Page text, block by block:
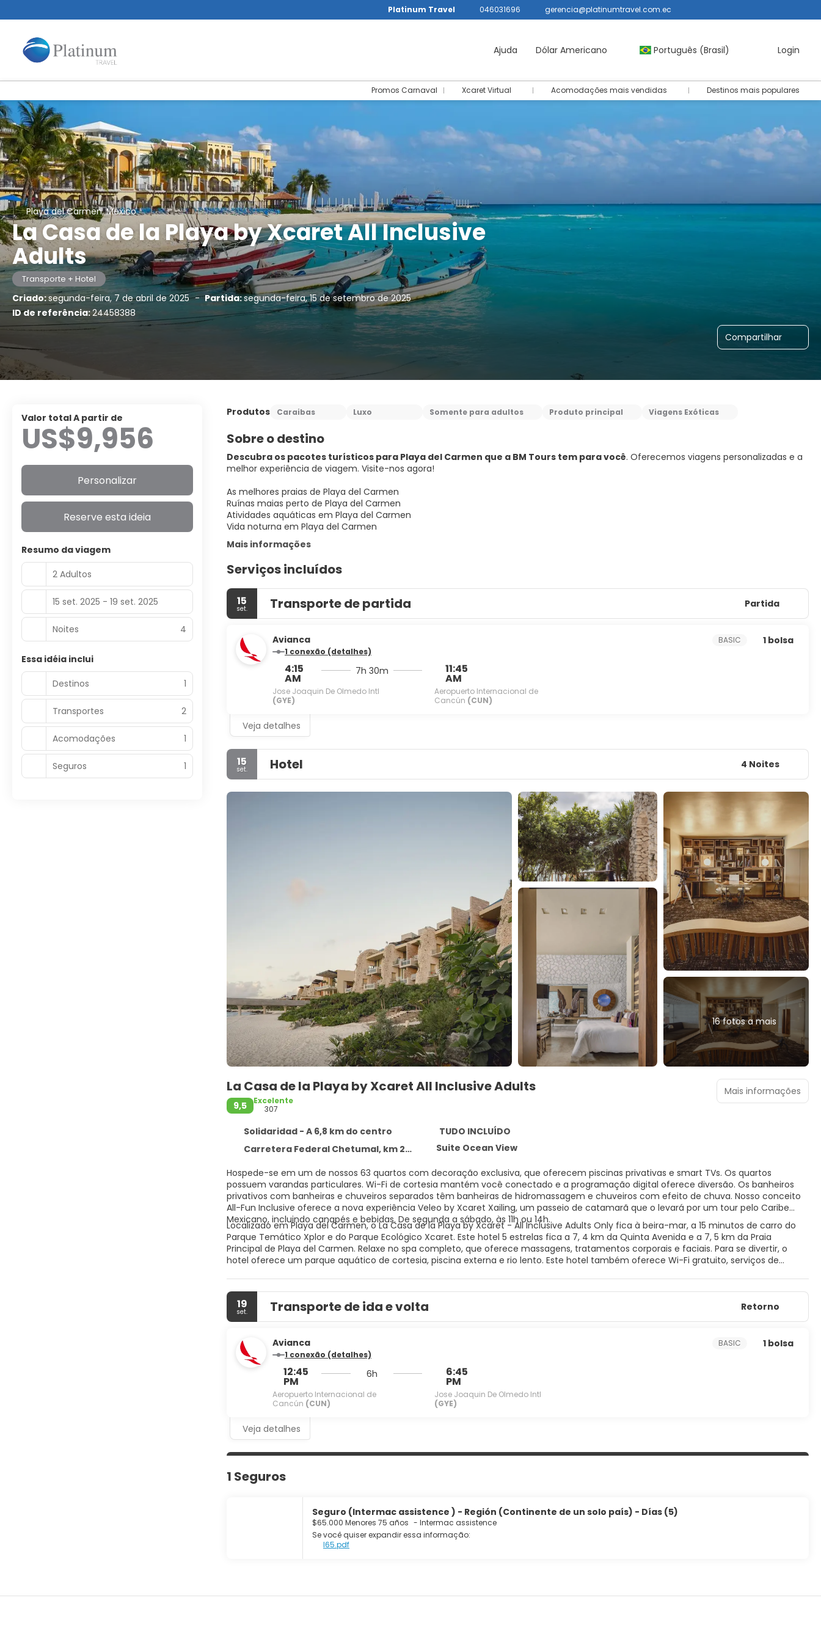
Platinum Travel 046031696 gerencia@platinumtravel.com.ec
Ajuda Dólar Americano Português (Brasil) Login
Promos Carnaval Xcaret Virtual Acomodações mais vendidas Destinos mais populares
Playa del Carmen, México
La Casa de la Playa by Xcaret All Inclusive
Adults
Transporte + Hotel
Criado:segunda-feira, 7 de abril de 2025 - Partida:segunda-feira, 15 de setembro de 2025
ID de referência:24458388
Compartilhar
Produtos Caraibas Luxo Somente para adultos Produto principal Viagens Exóticas
Sobre o destino
Descubra os pacotes turísticos para Playa del Carmen que a BM Tours tem para você. Oferecemos viagens personalizadas e a
melhor experiência de viagem. Visite-nos agora!
As melhores praias de Playa del Carmen
Ruínas maias perto de Playa del Carmen
Atividades aquáticas em Playa del Carmen
Vida noturna em Playa del Carmen
Mais informações
Serviços incluídos
15
set. Transporte de partida Partida
Avianca
1 conexão (detalhes)
4:15
AM
Jose Joaquin De Olmedo Intl
(GYE)
7h 30m 11:45
AM
Aeropuerto Internacional de
Cancún (CUN)
BASIC 1 bolsa
Veja detalhes
15
set. Hotel 4 Noites
16 fotos a mais
La Casa de la Playa by Xcaret All Inclusive Adults
9,5
Excelente
307
Solidaridad - A 6,8 km do centro
TUDO INCLUÍDO
Carretera Federal Chetumal, km 282, Solidaridad 77710
Suite Ocean View
Localizado em Playa del Carmen, o La Casa de la Playa by Xcaret - All Inclusive Adults Only fica à beira-mar, a 15 minutos de carro do
Parque Temático Xplor e do Parque Ecológico Xcaret. Este hotel 5 estrelas fica a 7, 4 km da Quinta Avenida e a 7, 5 km da Praia
Principal de Playa del Carmen. Relaxe no spa completo, que oferece massagens, tratamentos corporais e faciais. Para se divertir, o
hotel oferece um parque aquático de cortesia, piscina externa e rio lento. Este hotel também oferece Wi-Fi gratuito, serviços de
aeroporto (disponível 24 horas) de cortesia está disponível. Tarifas com tudo incluído estão disponíveis neste hotel. Refeições e
bebidas nos restaurantes no local estão incluídas nas tarifas com tudo incluído. Podem ser cobradas taxas para refeições em
restaurantes específicos, jantares e pratos especiais, algumas bebidas e outras comodidades. Desfrute de uma refeição em um dos 4
sua bebida favorita em um bar ao lado da piscina ou em um dos 5 bares/lounges.
Hospede-se em um de nossos 63 quartos com decoração exclusiva, que oferecem piscinas privativas e smart TVs. Os quartos
possuem varandas particulares. Wi-Fi de cortesia mantém você conectado e a programação digital oferece diversão. Os banheiros
privativos com banheiras e chuveiros separados têm banheiras de hidromassagem e chuveiros com efeito de chuva. Nosso conceito
All-Fun Inclusive oferece a nova experiência Veleo by Xcaret Xailing, um passeio de catamarã que o levará por um tour pelo Caribe
Mexicano, incluindo canapés e bebidas. De segunda a sábado, às 11h ou 14h.
Mais informações
19
set. Transporte de ida e volta Retorno
Avianca
1 conexão (detalhes)
12:45
PM
Aeropuerto Internacional de
Cancún (CUN)
6h 6:45
PM
Jose Joaquin De Olmedo Intl
(GYE)
BASIC 1 bolsa
Veja detalhes
1 Seguros
Seguro (Intermac assistence ) - Región (Continente de un solo país) - Días (5)
$65.000 Menores 75 años - Intermac assistence
Se você quiser expandir essa informação:
I65.pdf
Valor total A partir de
US$9,956
Personalizar
Reserve esta ideia
Resumo da viagem
2 Adultos
15 set. 2025 - 19 set. 2025
Noites 4
Essa idéia inclui
Destinos
1
Transportes 2
Acomodações 1
Seguros 1